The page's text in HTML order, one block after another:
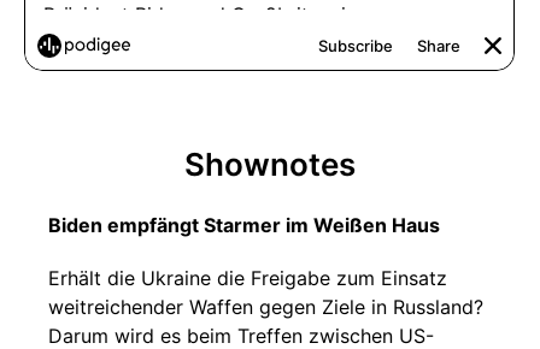
Shownotes
Biden empfängt Starmer im Weißen Haus
Erhält die Ukraine die Freigabe zum Einsatz
weitreichender Waffen gegen Ziele in Russland?
Darum wird es beim Treffen zwischen US-